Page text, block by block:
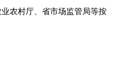
农村厅、省市场监管局等按